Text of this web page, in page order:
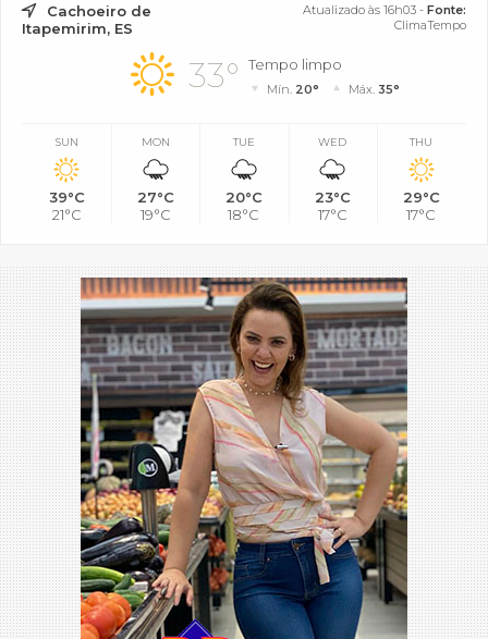
Cachoeiro de
Itapemirim, ES
Atualizado às 16h03 - Fonte:
ClimaTempo
33° Tempo limpo
Mín. 20° Máx. 35°
SUN
39°C
21°C
MON
27°C
19°C
TUE
20°C
18°C
WED
23°C
17°C
THU
29°C
17°C